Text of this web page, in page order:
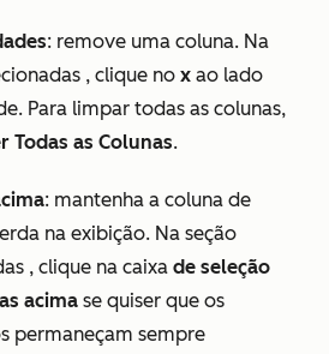
: remove uma coluna. Na
, clique no x ao lado
Para limpar todas as colunas,
Todas as Colunas.
: mantenha a coluna de
na exibição. Na seção
, clique na caixa de seleção
acima se quiser que os
permaneçam sempre